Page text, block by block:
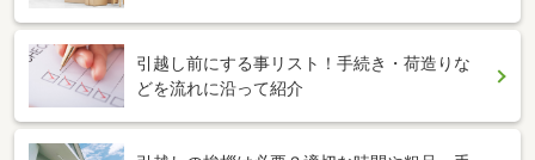
引越し前にする事リスト！手続き・荷造りな
どを流れに沿って紹介